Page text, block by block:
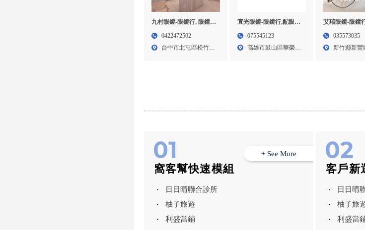
九村眼鏡-眼鏡行, 眼鏡行
推薦, 台中眼鏡行,北屯眼
0422472502
台中市北屯區松竹路
宜光眼鏡-眼鏡行,配眼鏡,
高雄眼鏡行,鼓山配眼鏡
075545123
高雄市鼓山區華榮路
艾瑞眼鏡-眼鏡
推薦,新竹眼鏡
035573035
新竹縣新豐
窩客幫快速模組
日日晴聯合診所
柚子旅遊
利盛當鋪
+ See More
客戶新
日日晴
柚子旅
利盛當